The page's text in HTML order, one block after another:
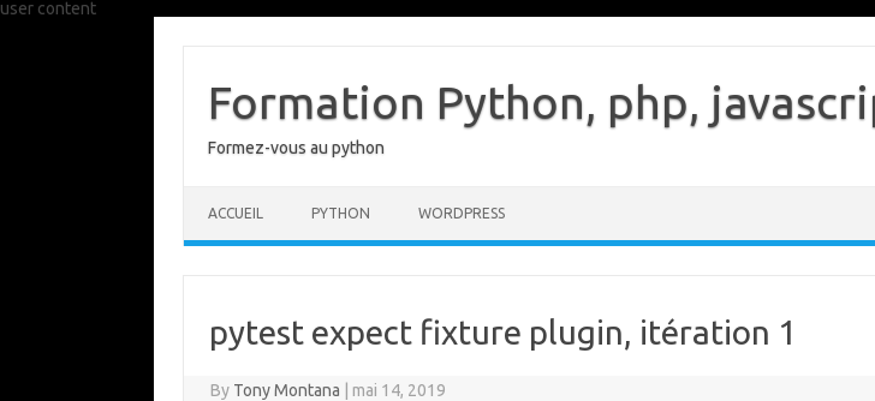
user content
contentFormation Python, php,
Formez-vous au python
ACCUEIL PYTHON WORDPRESS
pytest expect fixture plugin, itération 1
By Tony Montana mai 14, 2019